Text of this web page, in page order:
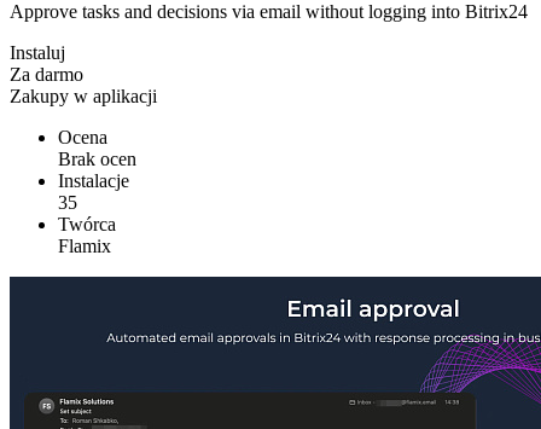
Approve tasks and decisions via email without logging into Bitrix24
Instaluj
Za darmo
Zakupy w aplikacji
Ocena
Brak ocen
Instalacje
35
Twórca
Flamix